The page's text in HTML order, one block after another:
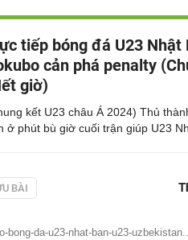
tiếp bóng đá U23 Nhật
cản phá penalty
giờ)
kết U23 châu Á 2024) Thủ
ở phút bù giờ cuối trận giúp U23
BÀI
da-u23-nhat-ban-u23-